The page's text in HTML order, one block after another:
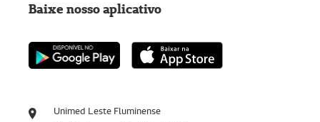
Unimed Leste Fluminense
Baixe nosso aplicativo